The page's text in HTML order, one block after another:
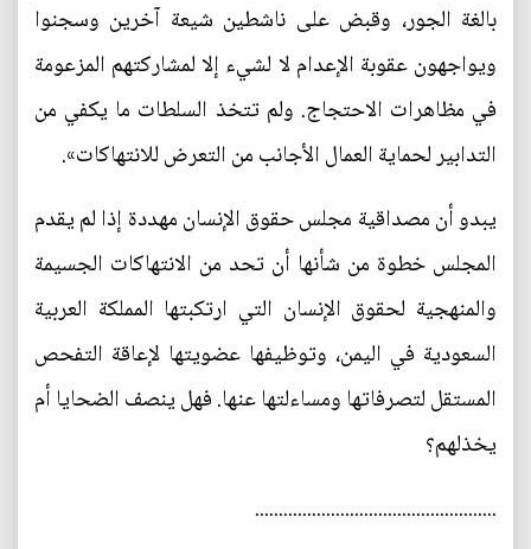
بالغة الجور، وقبض على ناشطين شيعة آخرين وسجنوا
ويواجهون عقوبة الإعدام لا لشيء إلا لمشاركتهم المزعومة
في مظاهرات الاحتجاج. ولم تتخذ السلطات ما يكفي من
التدابير لحماية العمال الأجانب من التعرض للانتهاكات».
يبدو أن مصداقية مجلس حقوق الإنسان مهددة إذا لم يقدم
المجلس خطوة من شأنها أن تحد من الانتهاكات الجسيمة
والمنهجية لحقوق الإنسان التي ارتكبتها المملكة العربية
السعودية في اليمن، وتوظيفها عضويتها لإعاقة التفحص
المستقل لتصرفاتها ومساءلتها عنها. فهل ينصف الضحايا أم
يخذلهم؟
...................................................